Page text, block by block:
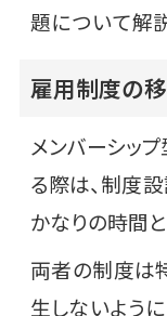
題について解
雇用制度の
メンバーシッ
る際は、制度
かなりの時間
両者の制度は
生しないよう